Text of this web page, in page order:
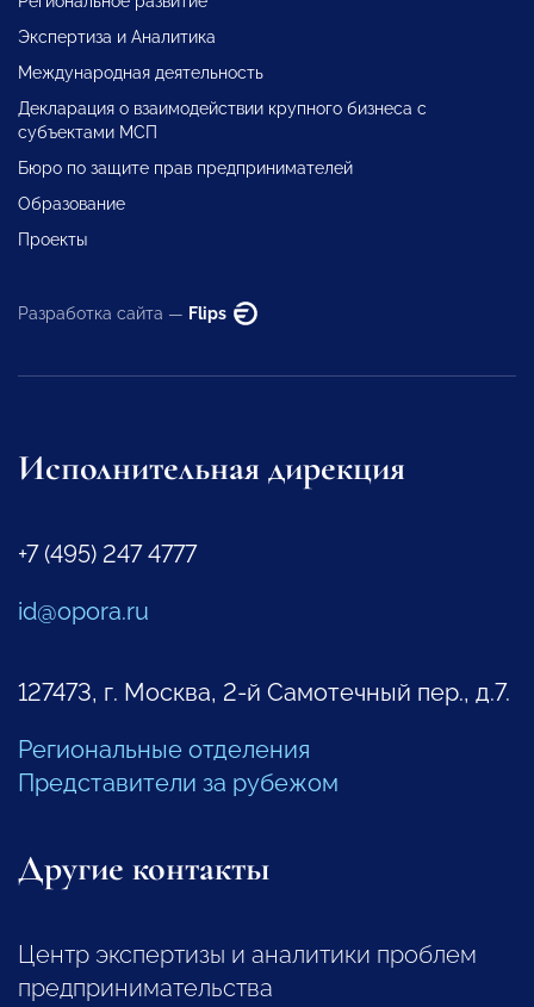
Экспертиза и Аналитика
Международная деятельность
Декларация о взаимодействии крупного бизнеса с
субъектами МСП
Бюро по защите прав предпринимателей
Образование
Проекты
Разработка сайта — Flips
Исполнительная дирекция
+7 (495) 247 4777
id@opora.ru
127473, г. Москва, 2-й Самотечный пер., д.7.
Региональные отделения
Представители за рубежом
Другие контакты
Центр экспертизы и аналитики проблем
предпринимательства